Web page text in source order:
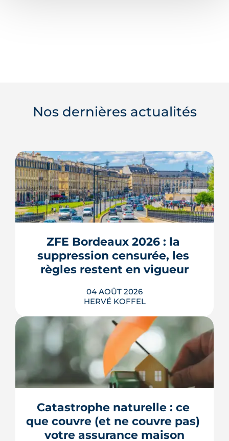
Nos dernières actualités
ZFE Bordeaux 2026 : la
suppression censurée, les
règles restent en vigueur
04 AOÛT 2026
HERVÉ KOFFEL
La fin des zones à faibles émissions a
fait la une au printemps 2026, avant
d'être effacée par le Conseil
tient toujours et la vignette Crit'Air
reste la clé d'entrée dans l'intra-rocade.
LIRE L'ARTICLE
Catastrophe naturelle : ce
que couvre (et ne couvre pas)
votre assurance maison